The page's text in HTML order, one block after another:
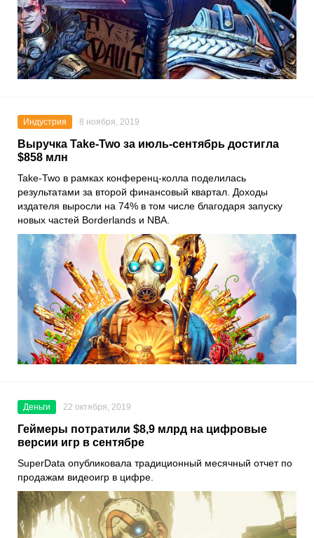
Индустрия 8 ноября, 2019
Выручка Take-Two за июль-сентябрь достигла
$858 млн
Take-Two в рамках конференц-колла поделилась
результатами за второй финансовый квартал. Доходы
издателя выросли на 74% в том числе благодаря запуску
новых частей Borderlands и NBA.
Деньги 22 октября, 2019
Геймеры потратили $8,9 млрд на цифровые
версии игр в сентябре
SuperData опубликовала традиционный месячный отчет по
продажам видеоигр в цифре.